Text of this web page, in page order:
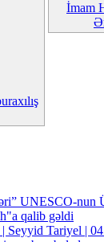
İmam
UNESCO-nun
qalib gəldi
Seyyid Tariyel |